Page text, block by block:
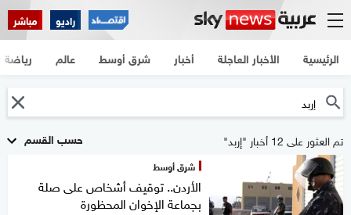
راديو مباشر
الرئيسية الأخبار العاجلة أخبار شرق أوسط عالم رياضة
حسب القسم تم العثور على 12 أخبار "إربد"
شرق أوسط
الأردن.. توقيف أشخاص على صلة
بجماعة الإخوان المحظورة